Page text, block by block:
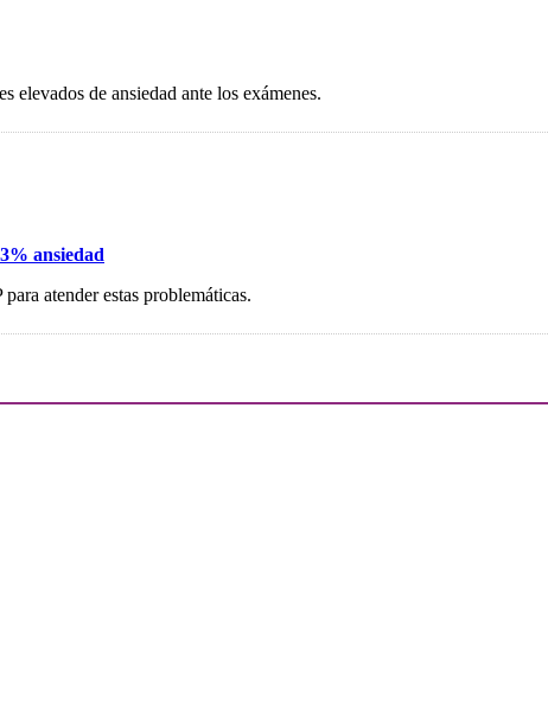
elevados de ansiedad ante los exámenes.
ansiedad
atender estas problemáticas.